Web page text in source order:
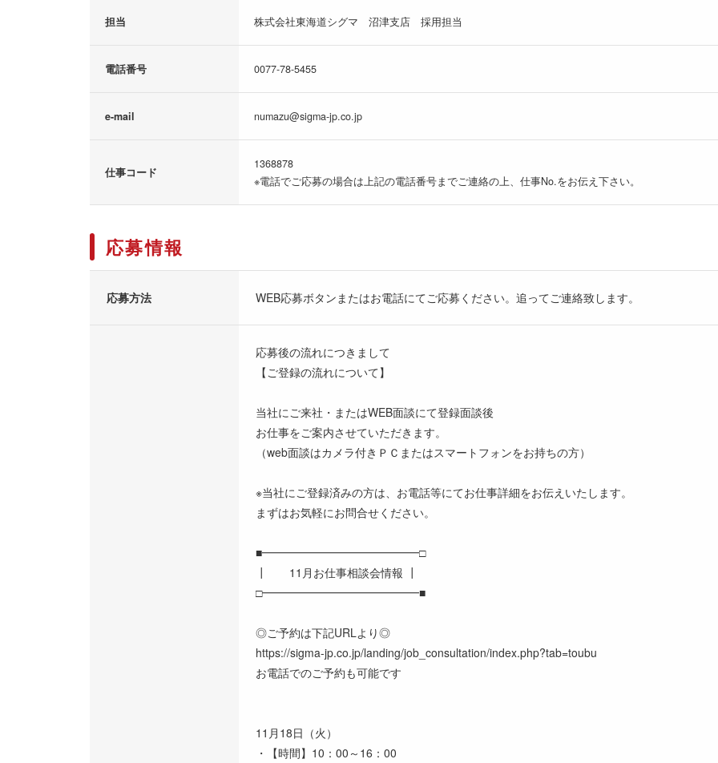
担当 株式会社東海道シグマ 沼津支店 採用担当
電話番号 0077-78-5455
e-mail numazu@sigma-jp.co.jp
仕事コード
1368878
※電話でご応募の場合は上記の電話番号までご連絡の上、仕事No.をお伝え下さい。
応募情報
応募方法 WEB応募ボタンまたはお電話にてご応募ください。追ってご連絡致します。
応募後の流れにつきまして
【ご登録の流れについて】
当社にご来社・またはWEB面談にて登録面談後
お仕事をご案内させていただきます。
（web面談はカメラ付きＰＣまたはスマートフォンをお持ちの方）
※当社にご登録済みの方は、お電話等にてお仕事詳細をお伝えいたします。
まずはお気軽にお問合せください。
■━━━━━━━━━━━━━━□
┃ 11月お仕事相談会情報 ┃
□━━━━━━━━━━━━━━■
◎ご予約は下記URLより◎
https://sigma-jp.co.jp/landing/job_consultation/index.php?tab=toubu
お電話でのご予約も可能です
11月18日（火）
・【時間】10：00～16：00